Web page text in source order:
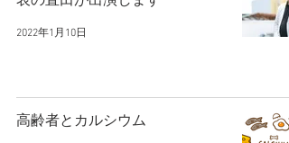
2022年1月10日
高齢者とカルシウム